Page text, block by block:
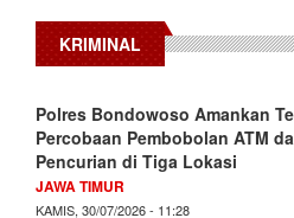
KRIMINAL
Polres Bondowoso Amankan
Percobaan Pembobolan ATM
Pencurian di Tiga Lokasi
JAWA TIMUR
KAMIS, 30/07/2026 - 11:28